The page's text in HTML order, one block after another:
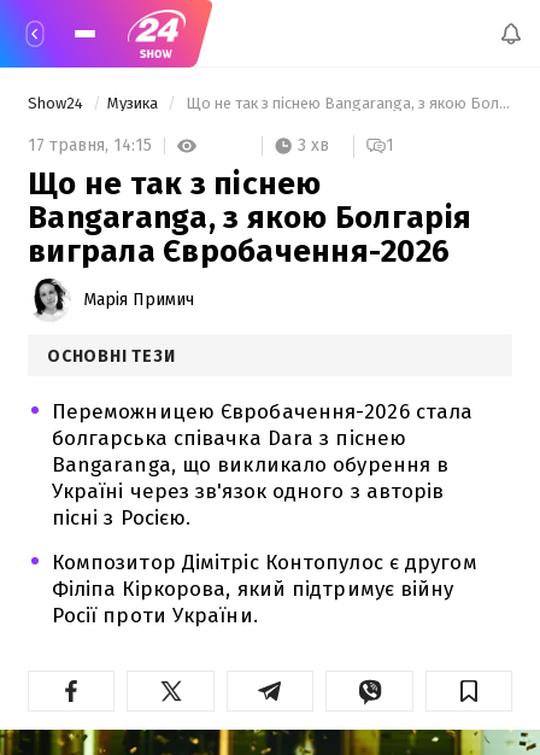
Show24 Музика Що не так з піснею Bangaranga, з якою Болгарія виграла Євробачення-2026
17 травня, 14:15 3 хв 1
Що не так з піснею
Bangaranga, з якою Болгарія
виграла Євробачення-2026
Марія Примич
ОСНОВНІ ТЕЗИ
Переможницею Євробачення-2026 стала
болгарська співачка Dara з піснею
Bangaranga, що викликало обурення в
Україні через зв'язок одного з авторів
пісні з Росією.
Композитор Дімітріс Контопулос є другом
Філіпа Кіркорова, який підтримує війну
Росії проти України.